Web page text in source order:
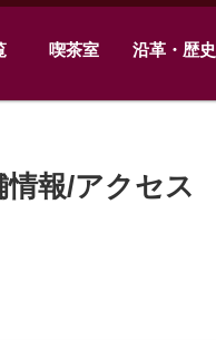
喫茶室 沿革・歴史
情報/アクセス